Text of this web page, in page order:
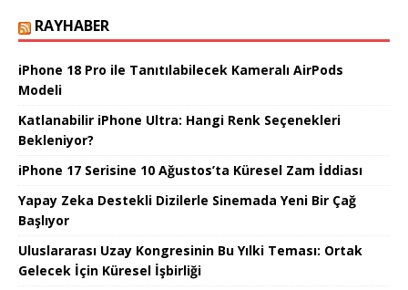
RAYHABER
iPhone 18 Pro ile Tanıtılabilecek Kameralı AirPods
Modeli
Katlanabilir iPhone Ultra: Hangi Renk Seçenekleri
Bekleniyor?
iPhone 17 Serisine 10 Ağustos’ta Küresel Zam İddiası
Yapay Zeka Destekli Dizilerle Sinemada Yeni Bir Çağ
Başlıyor
Uluslararası Uzay Kongresinin Bu Yılki Teması: Ortak
Gelecek İçin Küresel İşbirliği